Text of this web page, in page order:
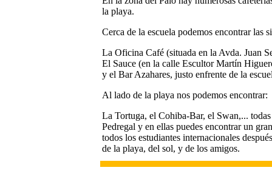
la playa.
Cerca de la escuela podemos encontrar las
La Oficina Café (situada en la Avda. Juan
El Sauce (en la calle Escultor Martín
y el Bar Azahares, justo enfrente de la
Al lado de la playa nos podemos encontrar:
La Tortuga, el Cohiba-Bar, el Swan,...
Pedregal y en ellas puedes encontrar un
todos los estudiantes internacionales
de la playa, del sol, y de los amigos.